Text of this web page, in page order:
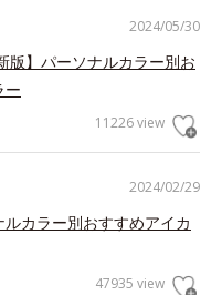
2024/05/30
版】パーソナルカラー別お
ー
11226 view
2024/02/29
ルカラー別おすすめアイカ
47935 view